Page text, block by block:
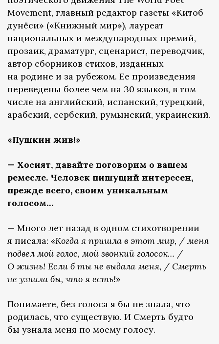
Movement, главный редактор газеты «Китоб
дунёси» («Книжный мир»), лауреат
национальных и международных премий,
прозаик, драматург, сценарист, переводчик,
автор сборников стихов, изданных
на родине и за рубежом. Ее произведения
переведены более чем на 30 языков, в том
числе на английский, испанский, турецкий,
арабский, сербский, румынский, украинский.
«Пушкин жив!»
— Хосият, давайте поговорим о вашем
ремесле. Человек пишущий интересен,
прежде всего, своим уникальным
голосом…
— Много лет назад в одном стихотворении
я писала: «Когда я пришла в этот мир, / меня
подвел мой голос, мой звонкий голосок… /
О жизнь! Если б ты не выдала меня, / Смерть
не узнала бы, что я есть!»
Понимаете, без голоса я бы не знала, что
родилась, что существую. И Смерть будто
бы узнала меня по моему голосу.